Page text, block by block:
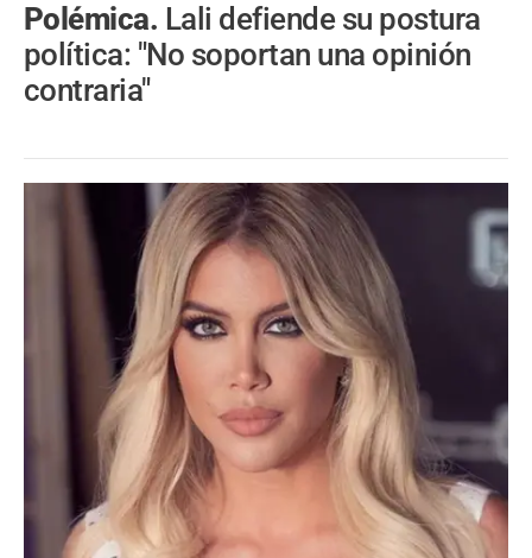
Polémica. Lali defiende su postura
política: "No soportan una opinión
contraria"